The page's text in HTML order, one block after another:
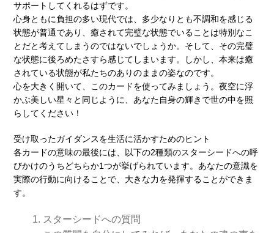
サポートしてくれるはずです。
心身ともに負担の多い現代では、多少なりとも不調和を感じる
状態が普通であり、癒されて完璧な状態でいることは特別なこ
とだと考えてしまうのではないでしょうか。そして、その完璧
な状態に後ろめたさすら感じてしまいます。しかし、本来は癒
されている状態が私たちのありのままの姿なのです。
心を大きく開いて、このカードを使ってみましょう。夜空に浮
かぶ美しい星々と同じように、あなた自身の輝きで世の中を照
らしてください！
受け取ったガイダンスを生活に活かすためのヒント
各カードの意味の最後には、以下の2種類のスターシードへの呼
びかけのうちどちらか1つが挙げられています。あなたの意識を
実際の行動に向けることで、大きな力を発揮することができま
す。
スターシードへの質問